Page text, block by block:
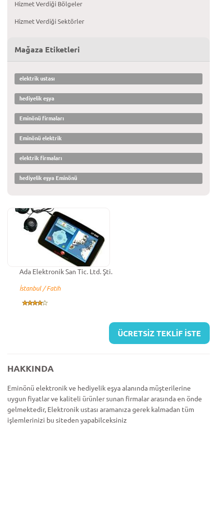
Hizmet Verdiği Bölgeler
Hizmet Verdiği Sektörler
Mağaza Etiketleri
elektrik ustası
hediyelik eşya
Eminönü firmaları
Eminönü elektrik
elektrik firmaları
hediyelik eşya Eminönü
Ada Elektronik San Tic. Ltd. Şti.
İstanbul / Fatih
ÜCRETSİZ TEKLİF İSTE
HAKKINDA
Eminönü elektronik ve hediyelik eşya alanında müşterilerine
uygun fiyatlar ve kaliteli ürünler sunan firmalar arasında en önde
gelmektedir, Elektronik ustası aramanıza gerek kalmadan tüm
işlemlerinizi bu siteden yapabilceksiniz